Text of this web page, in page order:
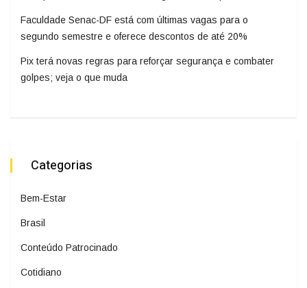
Faculdade Senac-DF está com últimas vagas para o
segundo semestre e oferece descontos de até 20%
Pix terá novas regras para reforçar segurança e combater
golpes; veja o que muda
Categorias
Bem-Estar
Brasil
Conteúdo Patrocinado
Cotidiano